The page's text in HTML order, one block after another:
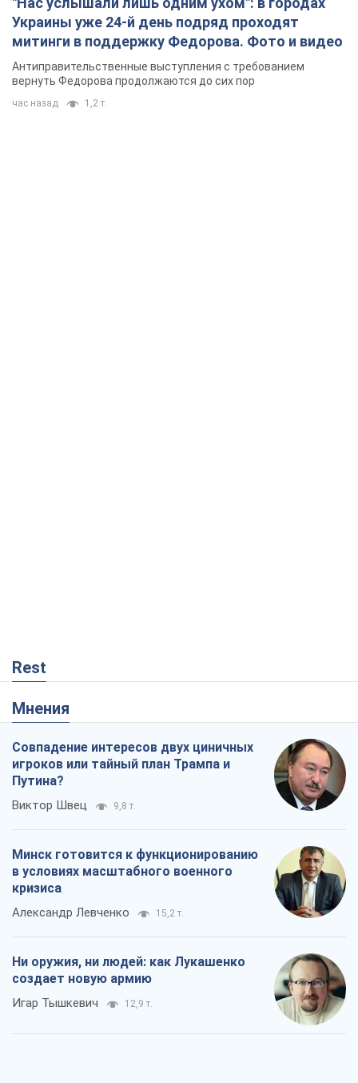
Украины уже 24-й день подряд проходят
митинги в поддержку Федорова. Фото и видео
Антиправительственные выступления с требованием
вернуть Федорова продолжаются до сих пор
час назад 1,2 т.
Rest
Мнения
Совпадение интересов двух циничных
игроков или тайный план Трампа и
Путина?
Виктор Швец 9,8 т.
Минск готовится к функционированию
в условиях масштабного военного
кризиса
Александр Левченко 15,2 т.
Ни оружия, ни людей: как Лукашенко
создает новую армию
Игар Тышкевич 12,9 т.